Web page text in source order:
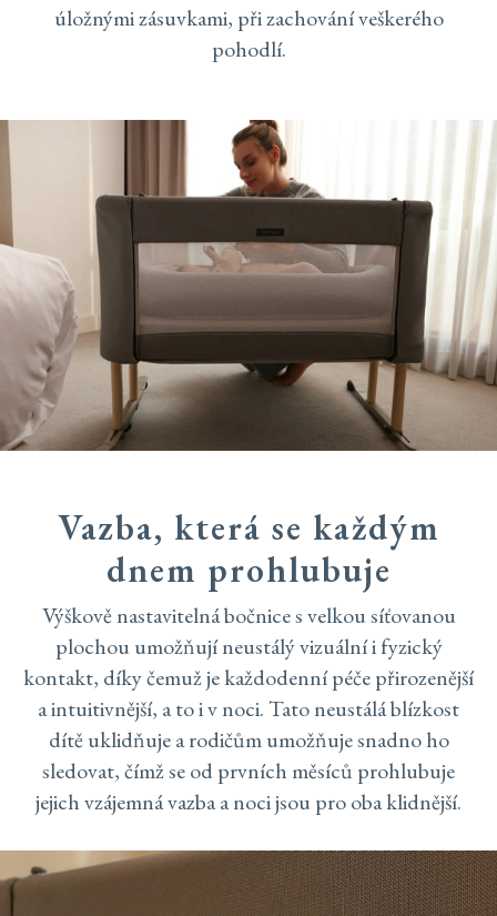
úložnými zásuvkami, při zachování veškerého
pohodlí.
Vazba, která se každým
dnem prohlubuje
Výškově nastavitelná bočnice s velkou síťovanou
plochou umožňují neustálý vizuální i fyzický
kontakt, díky čemuž je každodenní péče přirozenější
a intuitivnější, a to i v noci. Tato neustálá blízkost
dítě uklidňuje a rodičům umožňuje snadno ho
sledovat, čímž se od prvních měsíců prohlubuje
jejich vzájemná vazba a noci jsou pro oba klidnější.